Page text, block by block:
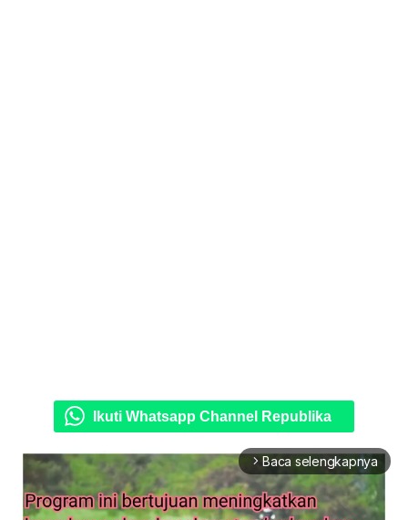
Ikuti Whatsapp Channel Republika
arrow_forward_ios Baca selengkapnya